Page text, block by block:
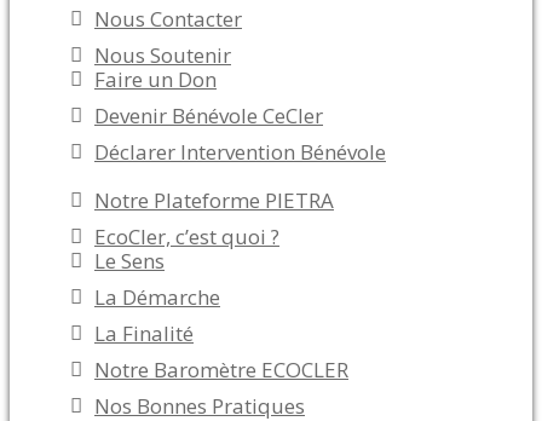
Nous Contacter
Nous Soutenir
Faire un Don
Devenir Bénévole CeCler
Déclarer Intervention Bénévole
Notre Plateforme PIETRA
EcoCler, c’est quoi ?
Le Sens
La Démarche
La Finalité
Notre Baromètre ECOCLER
Nos Bonnes Pratiques